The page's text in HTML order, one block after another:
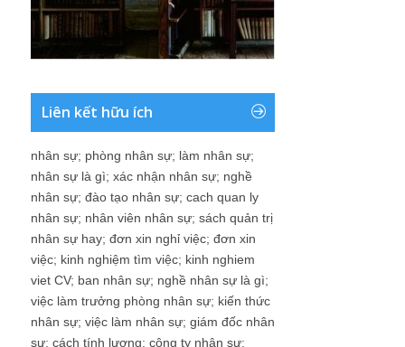
Liên kết hữu ích
nhân sự; phòng nhân sự; làm nhân sự;
nhân sự là gì; xác nhận nhân sự; nghề
nhân sự; đào tạo nhân sự; cach quan ly
nhân sự; nhân viên nhân sự; sách quản trị
nhân sự hay; đơn xin nghỉ việc; đơn xin
việc; kinh nghiệm tìm việc; kinh nghiem
viet CV; ban nhân sự; nghề nhân sự là gì;
việc làm trưởng phòng nhân sự; kiến thức
nhân sự; việc làm nhân sự; giám đốc nhân
sự; cách tính lương; công ty nhân sự;